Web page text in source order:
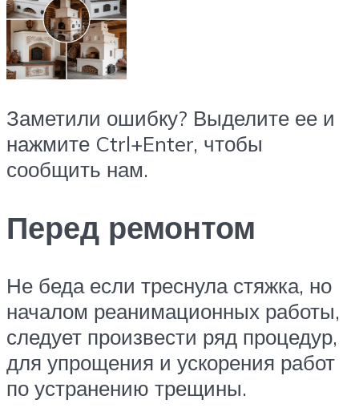
Заметили ошибку? Выделите ее и
нажмите Ctrl+Enter, чтобы
сообщить нам.
Перед ремонтом
Не беда если треснула стяжка, но
началом реанимационных работы,
следует произвести ряд процедур,
для упрощения и ускорения работ
по устранению трещины.